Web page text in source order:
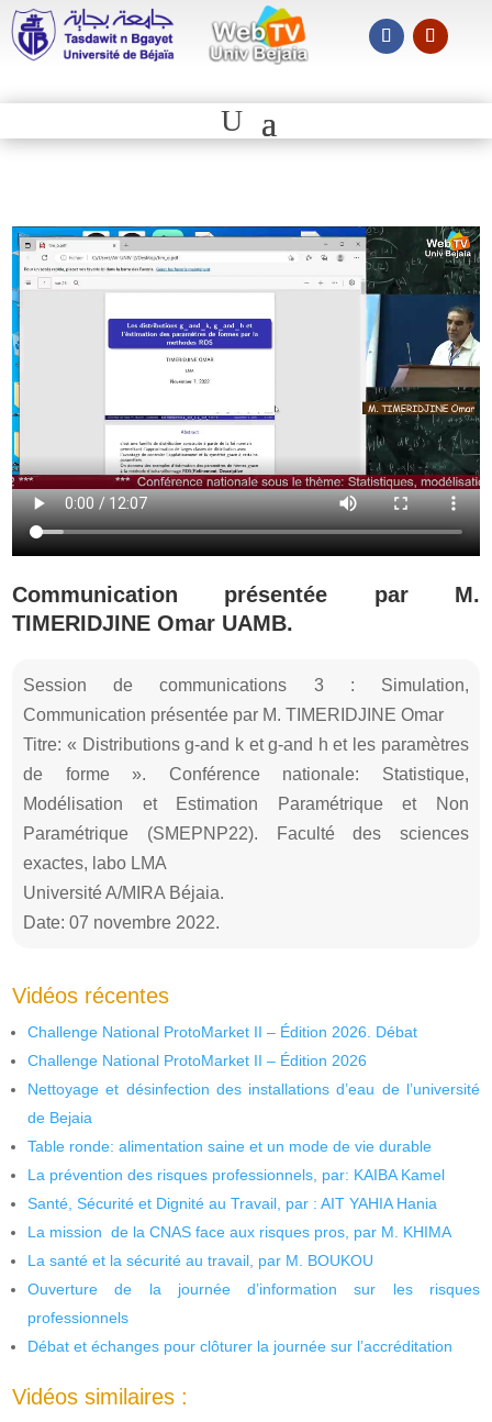
Communication présentée par M.
TIMERIDJINE Omar UAMB.
Session de communications 3 : Simulation,
Communication présentée par M. TIMERIDJINE Omar
Titre: « Distributions g-and k et g-and h et les paramètres
de forme ». Conférence nationale: Statistique,
Modélisation et Estimation Paramétrique et Non
Paramétrique (SMEPNP22). Faculté des sciences
exactes, labo LMA
Université A/MIRA Béjaia.
Date: 07 novembre 2022.
Vidéos récentes
Challenge National ProtoMarket II – Édition 2026. Débat
Challenge National ProtoMarket II – Édition 2026
Nettoyage et désinfection des installations d’eau de l’université
de Bejaia
Table ronde: alimentation saine et un mode de vie durable
La prévention des risques professionnels, par: KAIBA Kamel
Santé, Sécurité et Dignité au Travail, par : AIT YAHIA Hania
La mission de la CNAS face aux risques pros, par M. KHIMA
La santé et la sécurité au travail, par M. BOUKOU
Ouverture de la journée d’information sur les risques
professionnels
Débat et échanges pour clôturer la journée sur l’accréditation
Vidéos similaires :